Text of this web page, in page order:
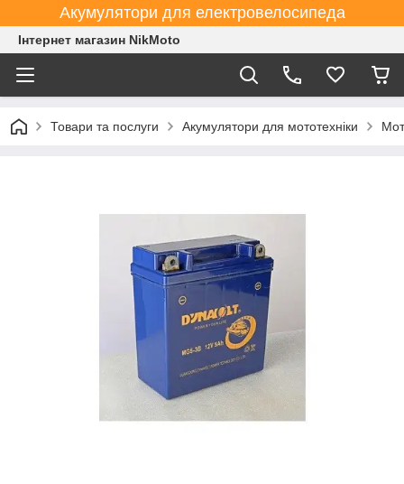
Акумулятори для електровелосипеда
Інтернет магазин NikMoto
Товари та послуги Акумулятори для мототехніки